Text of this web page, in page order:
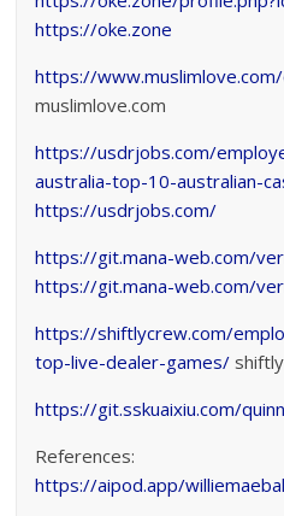
https://oke.zone
https://
muslimlove.com
https://usdrjobs.com/
australia-top-10-australian-
https://usdrjobs.com/
https://git.mana-web.com/
https://git.mana-web.com/
https://shiftlycrew.com/
top-live-dealer-games/
https://git.sskuaixiu.com/
References:
https://aipod.app/